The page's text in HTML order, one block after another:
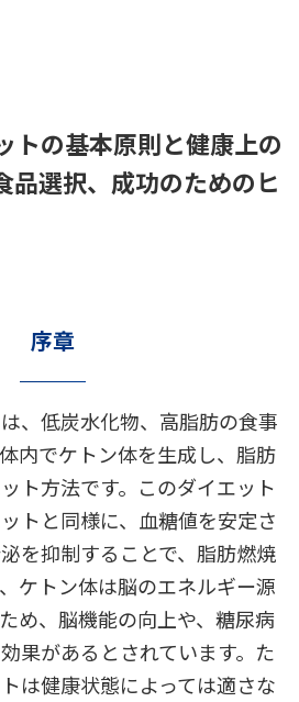
トの基本原則と健康上の
品選択、成功のためのヒ
序章
、低炭水化物、高脂肪の食事
内でケトン体を生成し、脂肪
ト方法です。このダイエット
トと同様に、血糖値を安定さ
を抑制することで、脂肪燃焼
ケトン体は脳のエネルギー源
め、脳機能の向上や、糖尿病
果があるとされています。た
は健康状態によっては適さな